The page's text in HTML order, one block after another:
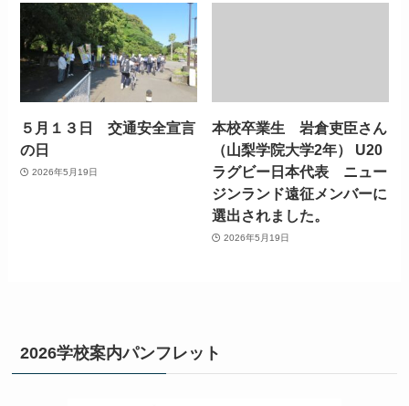
５月１３日 交通安全宣言
の日
2026年5月19日
本校卒業生 岩倉吏臣さん
（山梨学院大学2年） U20
ラグビー日本代表 ニュー
ジンランド遠征メンバーに
選出されました。
2026年5月19日
2026学校案内パンフレット